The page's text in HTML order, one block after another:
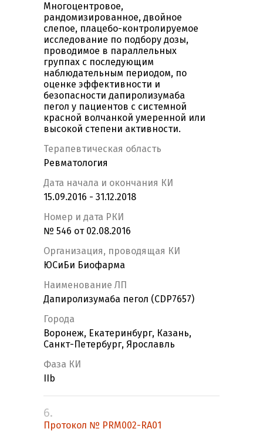
Многоцентровое,
рандомизированное, двойное
слепое, плацебо-контролируемое
исследование по подбору дозы,
проводимое в параллельных
группах с последующим
наблюдательным периодом, по
оценке эффективности и
безопасности дапиролизумаба
пегол у пациентов с системной
красной волчанкой умеренной или
высокой степени активности.
Терапевтическая область
Ревматология
Дата начала и окончания КИ
15.09.2016 - 31.12.2018
Номер и дата РКИ
№ 546 от 02.08.2016
Организация, проводящая КИ
ЮСиБи Биофарма
Наименование ЛП
Дапиролизумаба пегол (CDP7657)
Города
Воронеж, Екатеринбург, Казань,
Санкт-Петербург, Ярославль
Фаза КИ
IIb
6.
Протокол № PRM002-RA01